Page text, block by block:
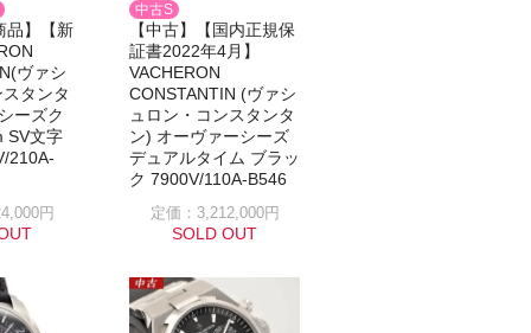
品】【新
ヴァシ
タンタ
ーズク
SV文字
210A-
円
中古S
【中古】【国内正規保
証書2022年4月】
VACHERON
CONSTANTIN (ヴァシ
ュロン・コンスタンタ
ン) オーヴァーシーズ
デュアルタイム ブラッ
ク 7900V/110A-B546
定価：3,212,000円
SOLD OUT